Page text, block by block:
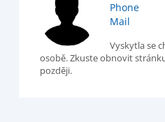
Phone
Mail
Vyskytla se
osobě. Zkuste obnovit
později.